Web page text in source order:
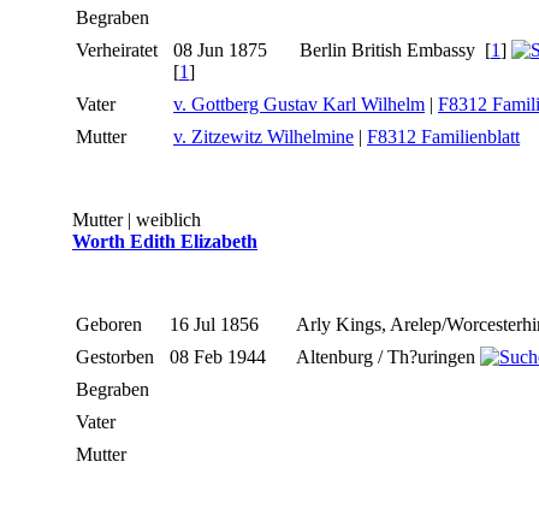
Begraben
Verheiratet
08 Jun 1875
[1]
Berlin British Embassy [1]
Vater v. Gottberg Gustav Karl Wilhelm | F8312
Mutter
v. Zitzewitz Wilhelmine | F8312 Familienblatt
Mutter | weiblich
Worth Edith Elizabeth
Geboren 16 Jul 1856
Arly Kings, Arelep/
Gestorben
08 Feb 1944
Altenburg / Th?uringen
Begraben
Vater
Mutter